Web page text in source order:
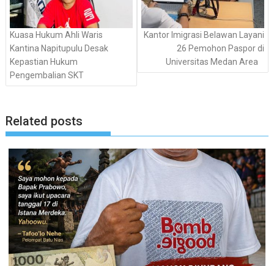
Kuasa Hukum Ahli Waris
Kantina Napitupulu Desak
Kepastian Hukum
Pengembalian SKT
Kantor Imigrasi Belawan Layani
26 Pemohon Paspor di
Universitas Medan Area
Related posts